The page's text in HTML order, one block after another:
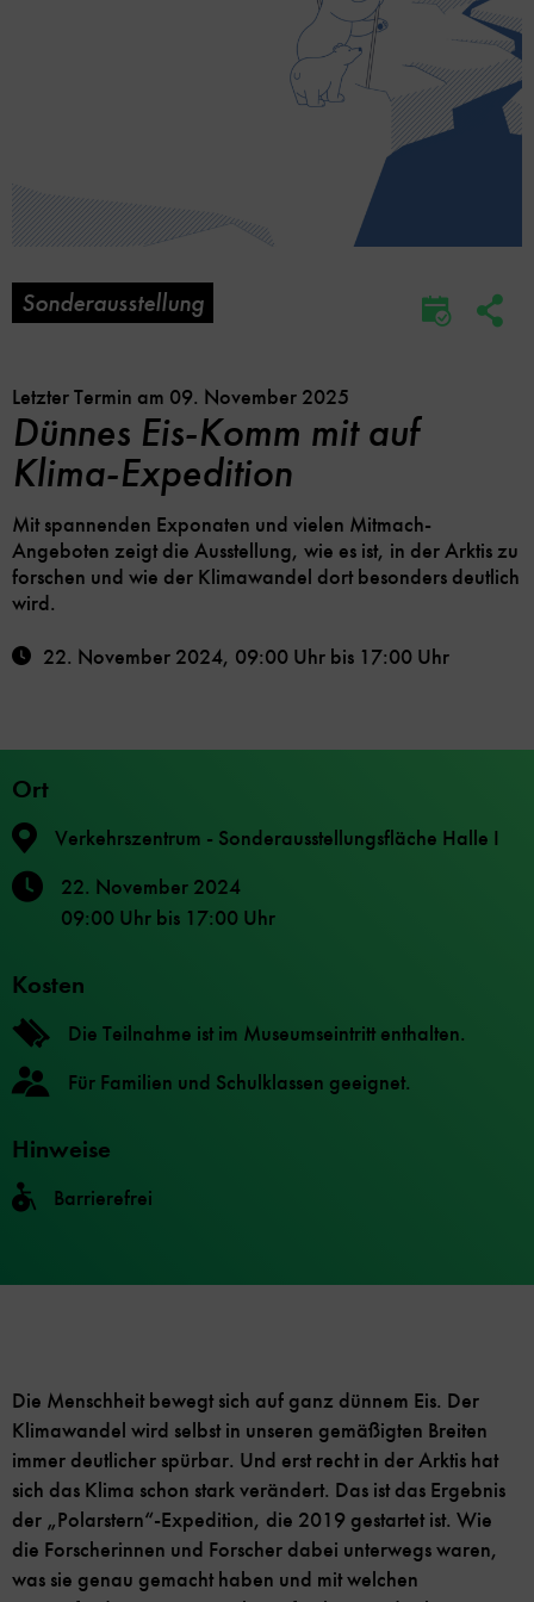
Sonderausstellung
Letzter Termin am 09. November 2025
Dünnes Eis-Komm mit auf
Klima-Expedition
Mit spannenden Exponaten und vielen Mitmach-
Angeboten zeigt die Ausstellung, wie es ist, in der Arktis zu
forschen und wie der Klimawandel dort besonders deutlich
wird.
22. November 2024, 09:00 Uhr bis 17:00 Uhr
Ort
Verkehrszentrum - Sonderausstellungsfläche Halle I
22. November 2024
09:00 Uhr bis 17:00 Uhr
Kosten
Die Teilnahme ist im Museumseintritt enthalten.
Für Familien und Schulklassen geeignet.
Hinweise
Barrierefrei
Die Menschheit bewegt sich auf ganz dünnem Eis. Der
Klimawandel wird selbst in unseren gemäßigten Breiten
immer deutlicher spürbar. Und erst recht in der Arktis hat
sich das Klima schon stark verändert. Das ist das Ergebnis
der „Polarstern“-Expedition, die 2019 gestartet ist. Wie
die Forscherinnen und Forscher dabei unterwegs waren,
was sie genau gemacht haben und mit welchen